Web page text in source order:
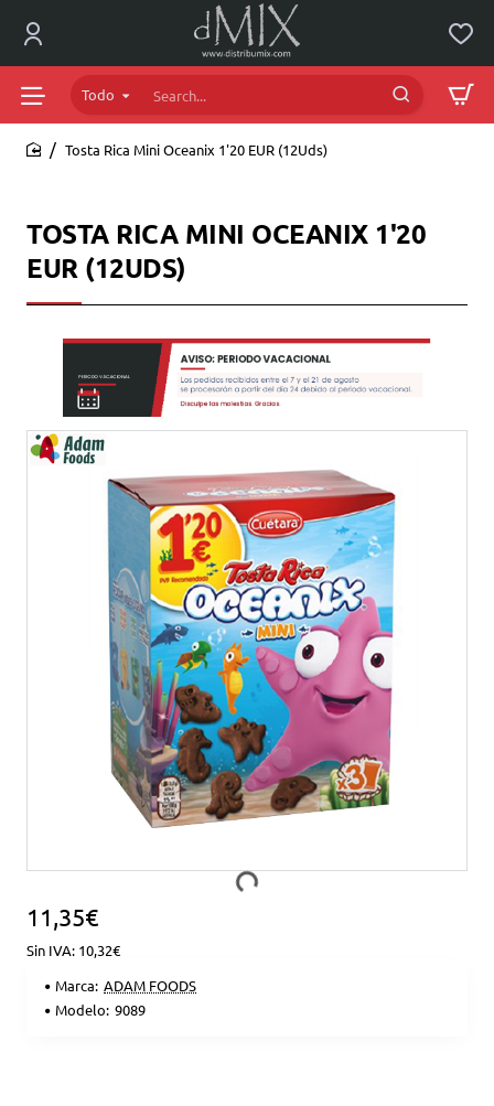
Todo
Search...
home
Tosta Rica Mini Oceanix 1'20 EUR (12Uds)
TOSTA RICA MINI OCEANIX 1'20
EUR (12UDS)
11,35€
Sin IVA: 10,32€
Marca: ADAM FOODS
Modelo: 9089